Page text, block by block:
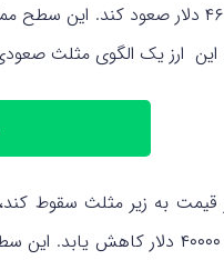
مقاومت در ۴۶ دلار صعود کند.
ارز یک الگوی مثلث صعودی را
قیمت به زیر مثلث سقوط
می تواند تا ۴۰۰۰۰ دلار